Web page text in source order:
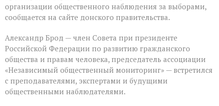
организации общественного наблюдения за выборами,
сообщается на сайте донского правительства.
Александр Брод — член Совета при президенте
Российской Федерации по развитию гражданского
общества и правам человека, председатель ассоциации
«Независимый общественный мониторинг» — встретился
с преподавателями, экспертами и будущими
общественными наблюдателями.